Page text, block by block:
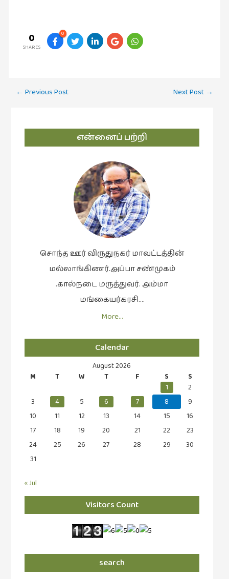
0
SHARES
0
Post
← Previous Post Next Post →
என்னைப் பற்றி
சொந்த ஊர் விருதுநகர் மாவட்டத்தின்
மல்லாங்கிணர்.அப்பா சண்முகம்
.கால்நடை மருத்துவர். அம்மா
மங்கையர்கரசி….
More…
Calendar
August 2026
M
T W T F S
S
1
2
3
4 5 6 7 8
9
10
11 12 13 14 15
16
17
18 19 20 21 22
23
24
25 26 27 28 29
30
31
« Jul
Visitors Count
search
Search